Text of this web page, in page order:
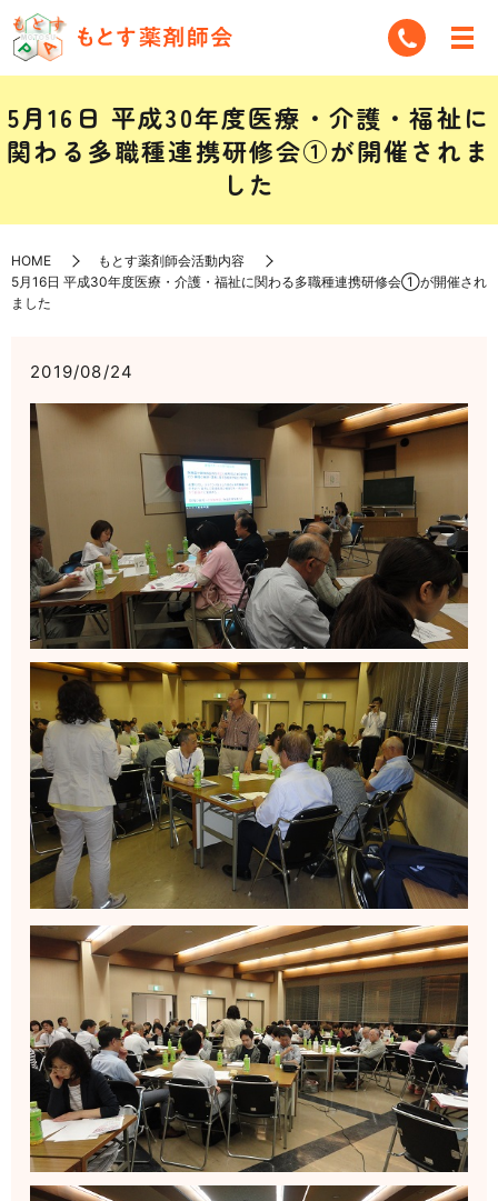
5月16日 平成30年度医療・介護・福祉に
関わる多職種連携研修会①が開催されま
した
HOME
もとす薬剤師会活動内容
5月16日 平成30年度医療・介護・福祉に関わる多職種連携研修会①が開催され
ました
2019/08/24